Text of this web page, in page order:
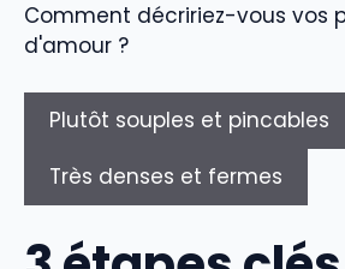
Comment décririez-vous vos
d'amour ?
Plutôt souples et pincables
Très denses et fermes